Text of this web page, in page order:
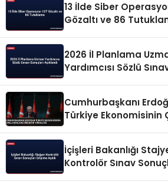
13 İlde Siber
Gözaltı ve 86
2026 İl Planlama
Yardımcısı Sözlü
Cumhurbaşkanı
Türkiye Ekonomisinin
İçişleri Bakanlığı
Kontrolör Sınav